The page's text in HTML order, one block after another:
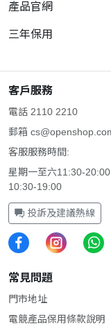
產品官網
三年保用
客戶服務
電話 2110 2210
郵箱
客服服務時間:
星期一至六11:30-20:00
10:30-19:00
投訴及建議熱線
常見問題
門市地址
電競產品保用條款說明